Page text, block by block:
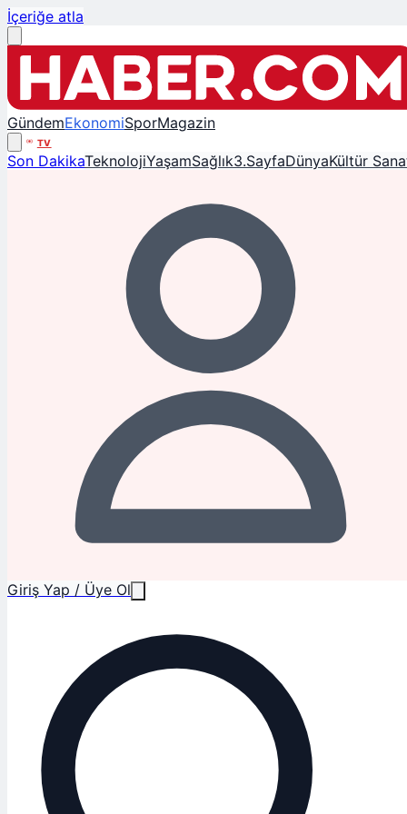
İçeriğe atla
GündemEkonomiSporMagazin
TV
Son DakikaTeknolojiYaşamSağlık3.SayfaDünyaKültür
Giriş Yap / Üye Ol